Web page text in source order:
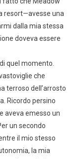
resort—avesse una
dalla mia stessa
doveva essere
quel momento.
che
terroso dell’arrosto
Ricordo persino
aveva emesso un
un secondo
il mio stesso
la mia